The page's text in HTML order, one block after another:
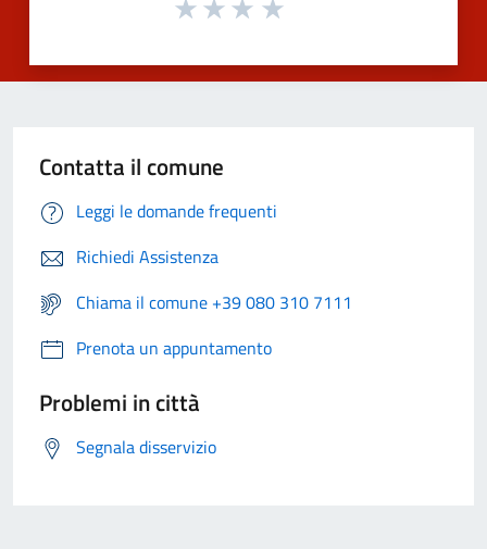
Contatta il comune
Leggi le domande frequenti
Richiedi Assistenza
Chiama il comune +39 080 310 7111
Prenota un appuntamento
Problemi in città
Segnala disservizio